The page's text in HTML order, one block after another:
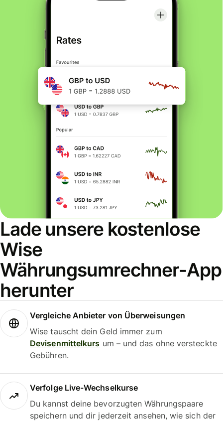
Lade unsere kostenlose
Wise
Währungsumrechner-App
herunter
Vergleiche Anbieter von Überweisungen
Wise tauscht dein Geld immer zum
Devisenmittelkurs um – und das ohne versteckte
Gebühren.
Verfolge Live-Wechselkurse
Du kannst deine bevorzugten Währungspaare
speichern und dir jederzeit ansehen, wie sich der